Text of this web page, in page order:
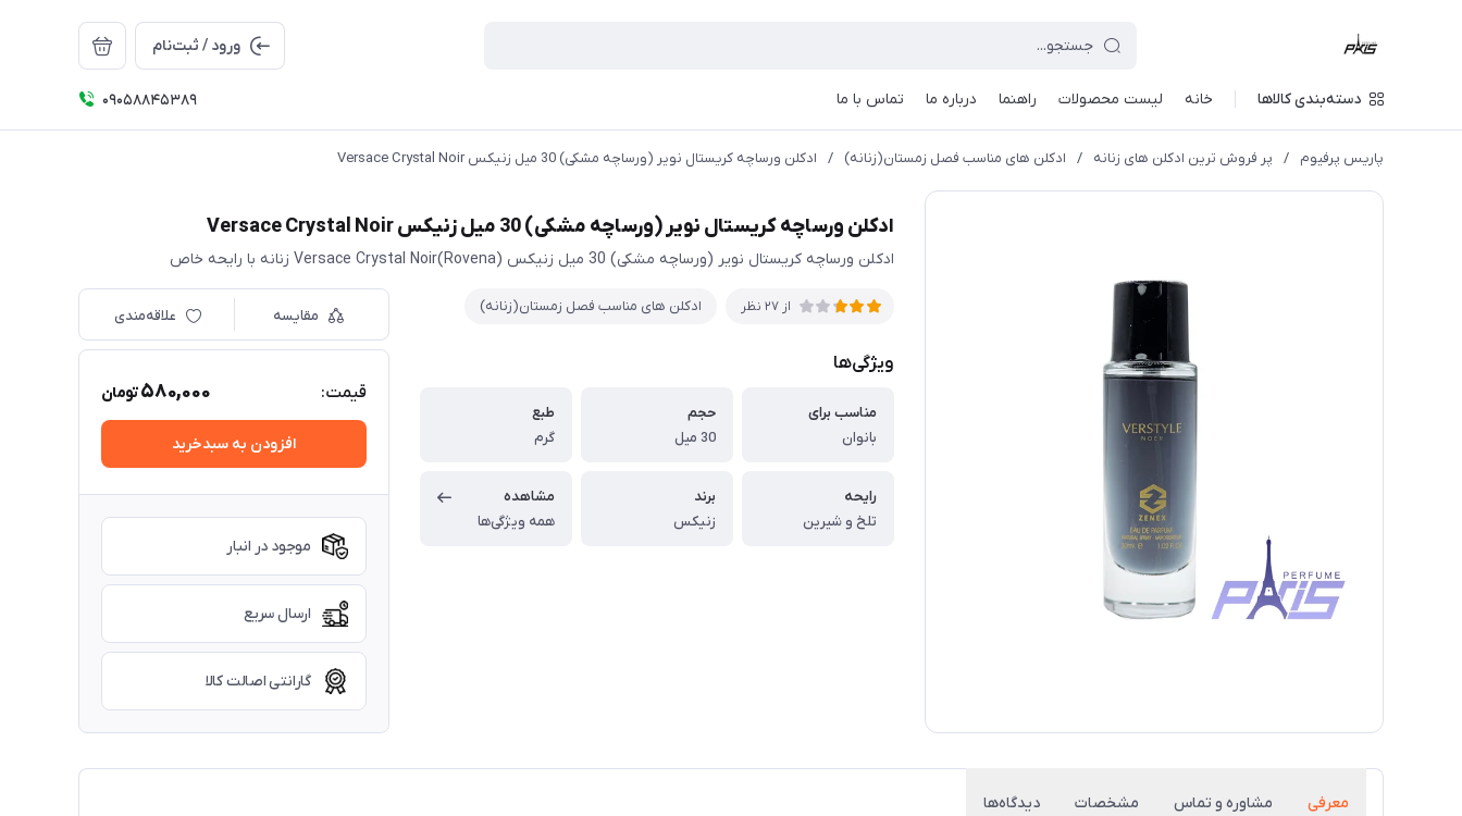
ورود / ثبت‌نام
دسته‌بندی کالاها خانه لیست محصولات راهنما درباره ما تماس با ما 09058845389
پاریس پرفیوم / پر فروش ترین ادکلن های زنانه / ادکلن های مناسب فصل زمستان(زنانه) / ادکلن ورساچه کریستال نویر (ورساچه مشکی) 30 میل زنیکس Versace Crystal Noir
ادکلن ورساچه کریستال نویر (ورساچه مشکی) 30 میل زنیکس Versace Crystal Noir
ادکلن ورساچه کریستال نویر (ورساچه مشکی) 30 میل زنیکس (Rovena)Versace Crystal Noir زنانه با رایحه خاص
از 27 نظر ادکلن های مناسب فصل زمستان(زنانه)
ویژگی‌ها
مناسب برای
بانوان
حجم
30 میل
طبع
گرم
رایحه
تلخ و شیرین
برند
زنیکس
مشاهده
همه ویژگی‌ها
مقایسه علاقه‌مندی
قیمت: 580,000تومان
افزودن به سبدخرید
موجود در انبار
ارسال سریع
گارانتی اصالت کالا
معرفی مشاوره و تماس مشخصات دیدگاه‌ها